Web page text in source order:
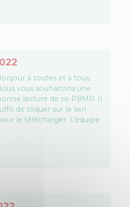
à toutes et à tous,
vous souhaitons une
lecture de ce PBMP. Il
de cliquer sur le lien
le télécharger. L’équipe